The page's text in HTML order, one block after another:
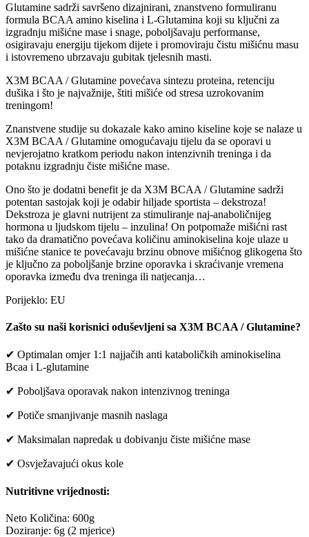
Glutamine sadrži savršeno dizajnirani, znanstveno formuliranu
formula BCAA amino kiselina i L-Glutamina koji su ključni za
izgradnju mišićne mase i snage, poboljšavaju performanse,
osigiravaju energiju tijekom dijete i promoviraju čistu mišićnu masu
i istovremeno ubrzavaju gubitak tjelesnih masti.
X3M BCAA / Glutamine povećava sintezu proteina, retenciju
dušika i što je najvažnije, štiti mišiće od stresa uzrokovanim
treningom!
Znanstvene studije su dokazale kako amino kiseline koje se nalaze u
X3M BCAA / Glutamine omogućavaju tijelu da se oporavi u
nevjerojatno kratkom periodu nakon intenzivnih treninga i da
potaknu izgradnju čiste mišićne mase.
Ono što je dodatni benefit je da X3M BCAA / Glutamine sadrži
potentan sastojak koji je odabir hiljade sportista – dekstroza!
Dekstroza je glavni nutrijent za stimuliranje naj-anaboličnijeg
hormona u ljudskom tijelu – inzulina! On potpomaže mišićni rast
tako da dramatično povećava količinu aminokiselina koje ulaze u
mišićne stanice te povećavaju brzinu obnove mišićnog glikogena što
je ključno za poboljšanje brzine oporavka i skraćivanje vremena
oporavka između dva treninga ili natjecanja…
Porijeklo: EU
Zašto su naši korisnici oduševljeni sa X3M BCAA / Glutamine?
✔ Optimalan omjer 1:1 najjačih anti kataboličkih aminokiselina
Bcaa i L-glutamine
✔ Poboljšava oporavak nakon intenzivnog treninga
✔ Potiče smanjivanje masnih naslaga
✔ Maksimalan napredak u dobivanju čiste mišićne mase
✔ Osvježavajući okus kole
Nutritivne vrijednosti:
Neto Količina: 600g
Doziranje: 6g (2 mjerice)